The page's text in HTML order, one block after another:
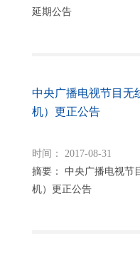
延期公告
中央广播电视节目无
机）更正公告
时间： 2017-08-31
摘要： 中央广播电视节
机）更正公告